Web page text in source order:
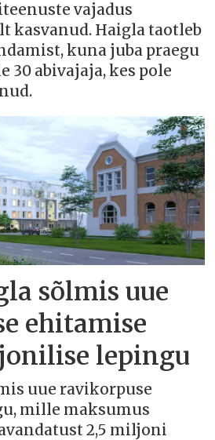
vajadus
kasvanud. Haigla taotleb
kuna juba praegu
30 abivajaja, kes pole
sõlmis uue
ehitamise
lepingu
uue ravikorpuse
mille maksumus
2,5 miljoni